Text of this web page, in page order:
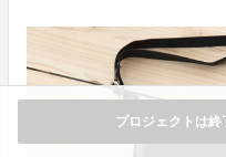
プロジェクトは終